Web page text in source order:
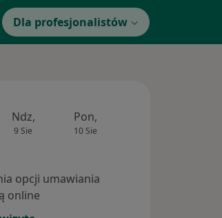
Dla profesjonalistów
Ndz,
9 Sie
Pon,
10 Sie
opcji umawiania
online